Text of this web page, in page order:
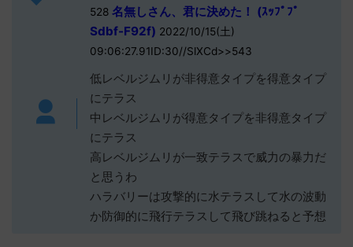
528名無しさん、君に決めた！ (ｽｯﾌﾟﾌﾟ
Sdbf-F92f) 2022/10/15(土)
09:06:27.91ID:30//SlXCd>>543
低レベルジムリが非得意タイプを得意タイプ
にテラス
中レベルジムリが得意タイプを非得意タイプ
にテラス
高レベルジムリが一致テラスで威力の暴力だ
と思うわ
ハラバリーは攻撃的に水テラスして水の波動
か防御的に飛行テラスして飛び跳ねると予想